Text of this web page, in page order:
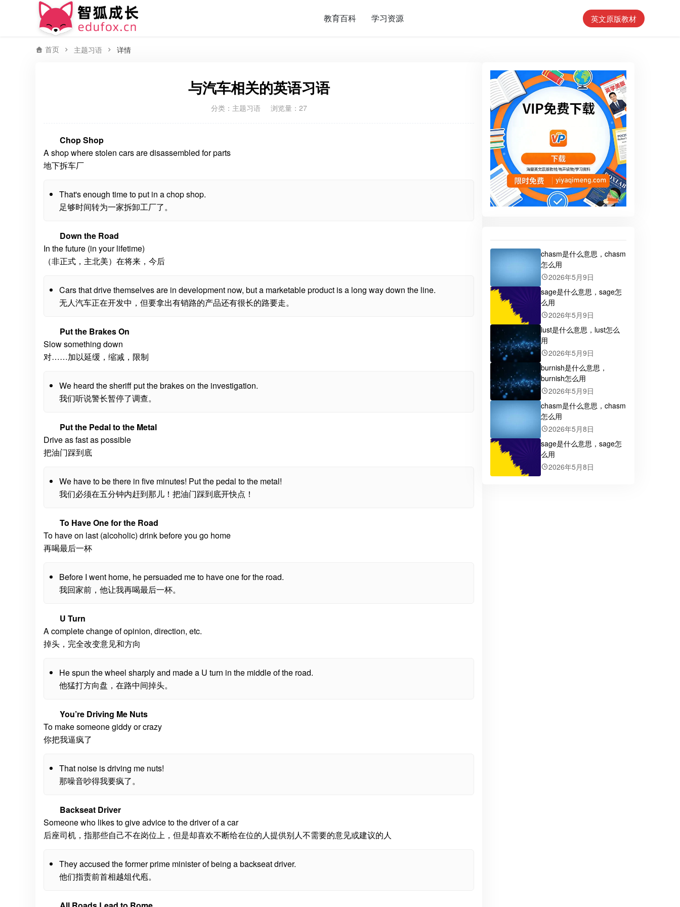
教育百科 学习资源 英文原版教材
首页 主题习语 详情
与汽车相关的英语习语
分类： 主题习语 浏览量：27
Chop Shop
A shop where stolen cars are disassembled for parts
地下拆车厂
That's enough time to put in a chop shop.
足够时间转为一家拆卸工厂了。
Down the Road
In the future (in your lifetime)
（非正式，主北美）在将来，今后
Cars that drive themselves are in development now, but a marketable product is a long way down the line.
无人汽车正在开发中，但要拿出有销路的产品还有很长的路要走。
Put the Brakes On
Slow something down
对……加以延缓，缩减，限制
We heard the sheriff put the brakes on the investigation.
我们听说警长暂停了调查。
Put the Pedal to the Metal
Drive as fast as possible
把油门踩到底
We have to be there in five minutes! Put the pedal to the metal!
我们必须在五分钟内赶到那儿！把油门踩到底开快点！
To Have One for the Road
To have on last (alcoholic) drink before you go home
再喝最后一杯
Before I went home, he persuaded me to have one for the road.
我回家前，他让我再喝最后一杯。
U Turn
A complete change of opinion, direction, etc.
掉头，完全改变意见和方向
He spun the wheel sharply and made a U turn in the middle of the road.
他猛打方向盘，在路中间掉头。
You’re Driving Me Nuts
To make someone giddy or crazy
你把我逼疯了
That noise is driving me nuts!
那噪音吵得我要疯了。
Backseat Driver
Someone who likes to give advice to the driver of a car
后座司机，指那些自己不在岗位上，但是却喜欢不断给在位的人提供别人不需要的意见或建议的人
They accused the former prime minister of being a backseat driver.
他们指责前首相越俎代庖。
chasm是什么意思，chasm
怎么用
2026年5月9日
sage是什么意思，sage怎
么用
2026年5月9日
lust是什么意思，lust怎么
用
2026年5月9日
burnish是什么意思，
burnish怎么用
2026年5月9日
chasm是什么意思，chasm
怎么用
2026年5月8日
sage是什么意思，sage怎
么用
2026年5月8日